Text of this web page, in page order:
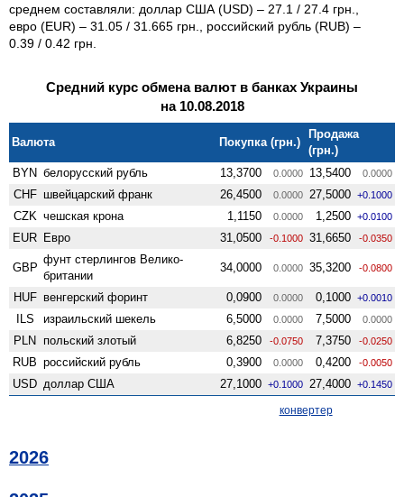
среднем составляли: доллар США (USD) – 27.1 / 27.4 грн.,
евро (EUR) – 31.05 / 31.665 грн., российский рубль (RUB) –
0.39 / 0.42 грн.
Средний курс обмена валют в банках Украины
на 10.08.2018
Валюта Покупка (грн.)
Продажа
(грн.)
BYN белорусский рубль 13,3700 0.0000 13,5400 0.0000
CHF швейцарский франк 26,4500 0.0000 27,5000 +0.1000
CZK чешская крона 1,1150 0.0000 1,2500 +0.0100
EUR Евро 31,0500 -0.1000 31,6650 -0.0350
GBP
фунт стерлингов Велико­
британии
34,0000 0.0000 35,3200 -0.0800
HUF венгерский форинт 0,0900 0.0000 0,1000 +0.0010
ILS израильский шекель 6,5000 0.0000 7,5000 0.0000
PLN польский злотый 6,8250 -0.0750 7,3750 -0.0250
RUB российский рубль 0,3900 0.0000 0,4200 -0.0050
USD доллар США 27,1000 +0.1000 27,4000 +0.1450
конвертер
2026